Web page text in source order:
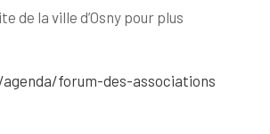
de la ville d’Osny pour plus
forum-des-associations